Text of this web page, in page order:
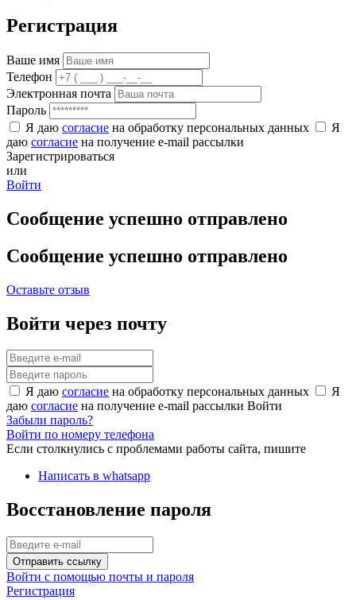
Регистрация
Ваше имя
Телефон
Электронная почта
Пароль
Я даю согласие на обработку персональных данных
Я
даю согласие на получение e-mail рассылки
Зарегистрироваться
или
Войти
Сообщение успешно отправлено
Сообщение успешно отправлено
Оставьте отзыв
Войти через почту
Я даю согласие на обработку персональных данных
Я
даю согласие на получение e-mail рассылки Войти
Забыли пароль?
Войти по номеру телефона
Если столкнулись с проблемами работы сайта, пишите
Написать в whatsapp
Восстановление пароля
Отправить ссылку
Войти с помощью почты и пароля
Регистрация